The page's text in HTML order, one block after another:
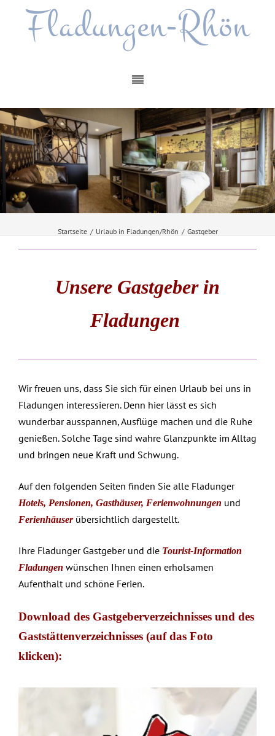
Fladungen-Rhön
Startseite / Urlaub in Fladungen/Rhön / Gastgeber
Unsere Gastgeber in
Fladungen
Wir freuen uns, dass Sie sich für einen Urlaub bei uns in
Fladungen interessieren. Denn hier lässt es sich
wunderbar ausspannen, Ausflüge machen und die Ruhe
genießen. Solche Tage sind wahre Glanzpunkte im Alltag
und bringen neue Kraft und Schwung.
Auf den folgenden Seiten finden Sie alle Fladunger
Hotels, Pensionen, Gasthäuser, Ferienwohnungen und
Ferienhäuser übersichtlich dargestellt.
Ihre Fladunger Gastgeber und die Tourist-Information
Fladungen wünschen Ihnen einen erholsamen
Aufenthalt und schöne Ferien.
Download des Gastgeberverzeichnisses und des
Gaststättenverzeichnisses (auf das Foto
klicken):